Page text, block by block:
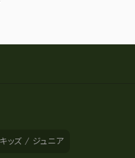
キッズ / ジュニア